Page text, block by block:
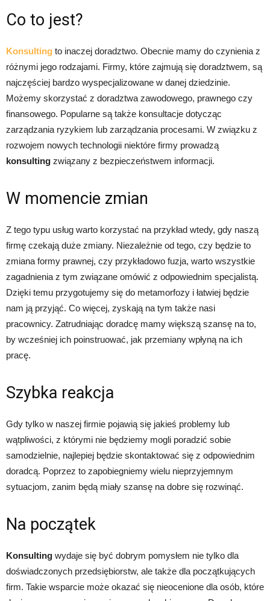
Co to jest?
Konsulting to inaczej doradztwo. Obecnie mamy do czynienia z
różnymi jego rodzajami. Firmy, które zajmują się doradztwem, są
najczęściej bardzo wyspecjalizowane w danej dziedzinie.
Możemy skorzystać z doradztwa zawodowego, prawnego czy
finansowego. Popularne są także konsultacje dotycząc
zarządzania ryzykiem lub zarządzania procesami. W związku z
rozwojem nowych technologii niektóre firmy prowadzą
konsulting związany z bezpieczeństwem informacji.
W momencie zmian
Z tego typu usług warto korzystać na przykład wtedy, gdy naszą
firmę czekają duże zmiany. Niezależnie od tego, czy będzie to
zmiana formy prawnej, czy przykładowo fuzja, warto wszystkie
zagadnienia z tym związane omówić z odpowiednim specjalistą.
Dzięki temu przygotujemy się do metamorfozy i łatwiej będzie
nam ją przyjąć. Co więcej, zyskają na tym także nasi
pracownicy. Zatrudniając doradcę mamy większą szansę na to,
by wcześniej ich poinstruować, jak przemiany wpłyną na ich
pracę.
Szybka reakcja
Gdy tylko w naszej firmie pojawią się jakieś problemy lub
wątpliwości, z którymi nie będziemy mogli poradzić sobie
samodzielnie, najlepiej będzie skontaktować się z odpowiednim
doradcą. Poprzez to zapobiegniemy wielu nieprzyjemnym
sytuacjom, zanim będą miały szansę na dobre się rozwinąć.
Na początek
Konsulting wydaje się być dobrym pomysłem nie tylko dla
doświadczonych przedsiębiorstw, ale także dla początkujących
firm. Takie wsparcie może okazać się nieocenione dla osób, które